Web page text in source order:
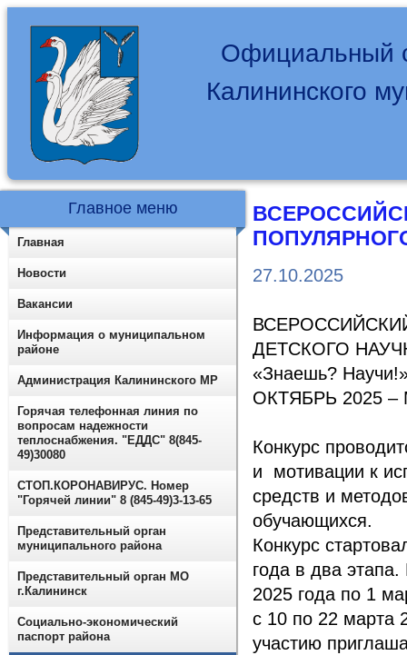
Официальный
Калининского
27.10.2025
ДЕТСКОГО
«Знаешь?
ОКТЯБРЬ 2025 –
Конкурс
и мотивации к
средств и
обучающихся.
Конкурс
года в два
2025 года по 1
с 10 по 22 марта
участию
Главное меню
Главная
Новости
Вакансии
Информация о муниципальном
районе
Администрация Калининского МР
Горячая телефонная линия по
вопросам надежности
теплоснабжения. "ЕДДС" 8(845-
49)30080
СТОП.КОРОНАВИРУС. Номер
"Горячей линии" 8 (845-49)3-13-65
Представительный орган
муниципального района
Представительный орган МО
г.Калининск
Социально-экономический
паспорт района